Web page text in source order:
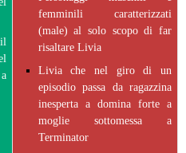
femminili caratterizzati
(male) al solo scopo di far
risaltare Livia
Livia che nel giro di un
episodio passa da ragazzina
inesperta a domina forte a
moglie sottomessa a
Terminator